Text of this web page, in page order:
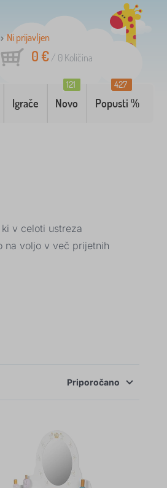
Ni prijavljen
0 €/ 0 Količina
Igrače Novo
121
Popusti %
427
v celoti ustreza
na voljo v več prijetnih
Priporočano